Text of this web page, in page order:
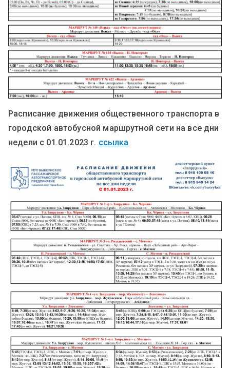
Расписание движения общественного транспорта в
городской автобусной маршрутной сети на все дни
недели с 01.01.2023 г. ссылка